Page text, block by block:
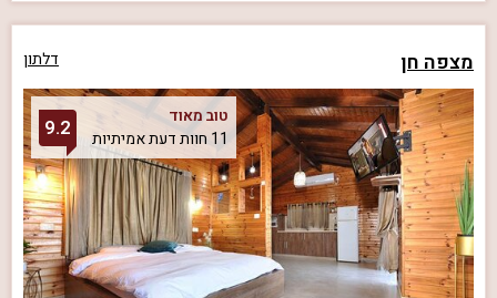
מצפה חן דלתון
טוב מאוד
11 חוות דעת אמיתיות
9.2